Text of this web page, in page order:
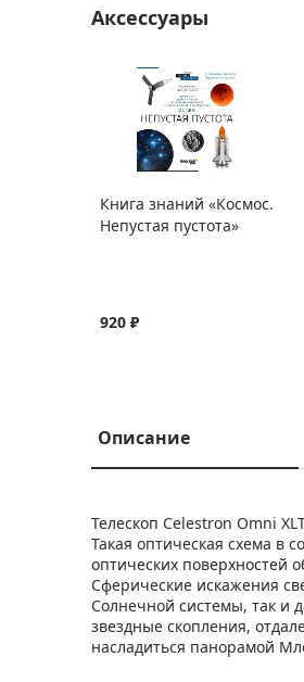
Аксессуары
Книга знаний «Космос.
Непустая пустота»
920 ₽
Описание
Телескоп Celestron Omni
Такая оптическая схема в
оптических поверхностей
Сферические искажения
Солнечной системы, так и
звездные скопления,
насладиться панорамой